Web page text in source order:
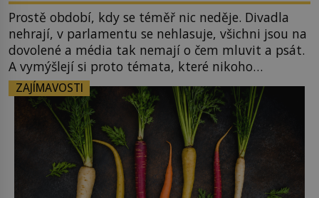
Prostě období, kdy se téměř nic neděje. Divadla
nehrají, v parlamentu se nehlasuje, všichni jsou na
dovolené a média tak nemají o čem mluvit a psát.
A vymýšlejí si proto témata, které nikoho
nezajímají. Proč je však ona letní doba spojovaná
zrovna s okurkami? Okurkovou sezónu známe už
od poloviny 19. století, ovšem jako Češi […]
ZAJÍMAVOSTI